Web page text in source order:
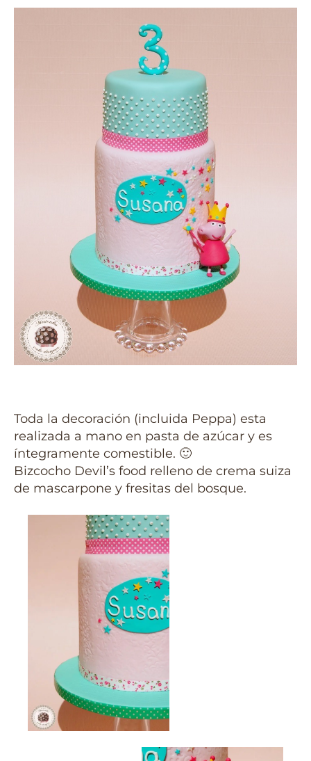
Toda la decoración (incluida Peppa) esta
realizada a mano en pasta de azúcar y es
íntegramente comestible. 🙂
Bizcocho Devil’s food relleno de crema suiza
de mascarpone y fresitas del bosque.